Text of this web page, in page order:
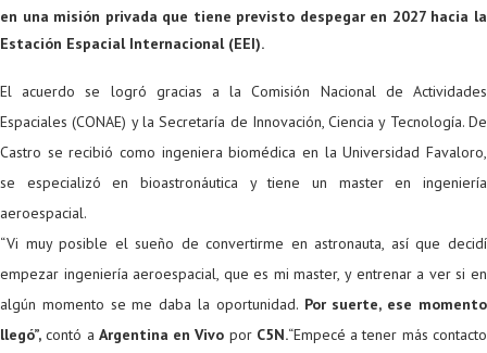
en una misión privada que tiene previsto despegar en 2027 hacia la
Estación Espacial Internacional (EEI).
El acuerdo se logró gracias a la Comisión Nacional de Actividades
Espaciales (CONAE) y la Secretaría de Innovación, Ciencia y Tecnología. De
Castro se recibió como ingeniera biomédica en la Universidad Favaloro,
se especializó en bioastronáutica y tiene un master en ingeniería
aeroespacial.
“Vi muy posible el sueño de convertirme en astronauta, así que decidí
empezar ingeniería aeroespacial, que es mi master, y entrenar a ver si en
algún momento se me daba la oportunidad. Por suerte, ese momento
llegó”, contó a Argentina en Vivo por C5N.“Empecé a tener más contacto